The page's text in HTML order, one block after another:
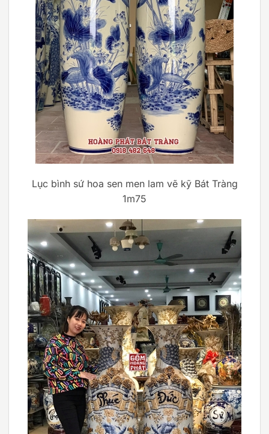
Lục bình sứ hoa sen men lam vẽ kỹ Bát Tràng
1m75